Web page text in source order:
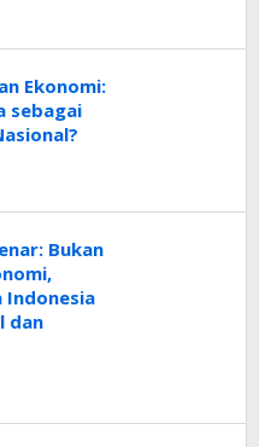
Ekonomi:
sebagai
Bukan
Indonesia
dan